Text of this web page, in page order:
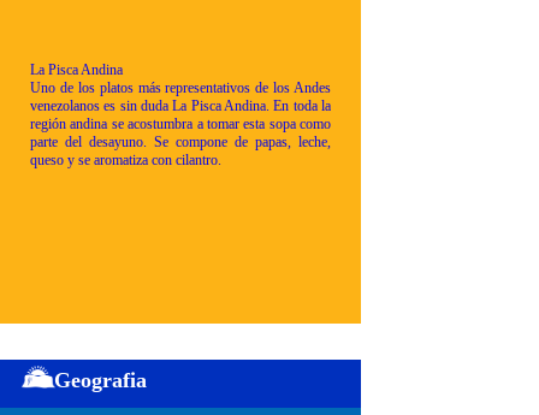
La Pisca Andina
Uno de los platos más representativos de los Andes
venezolanos es sin duda La Pisca Andina. En toda la
región andina se acostumbra a tomar esta sopa como
parte del desayuno. Se compone de papas, leche,
queso y se aromatiza con cilantro.
Geografia